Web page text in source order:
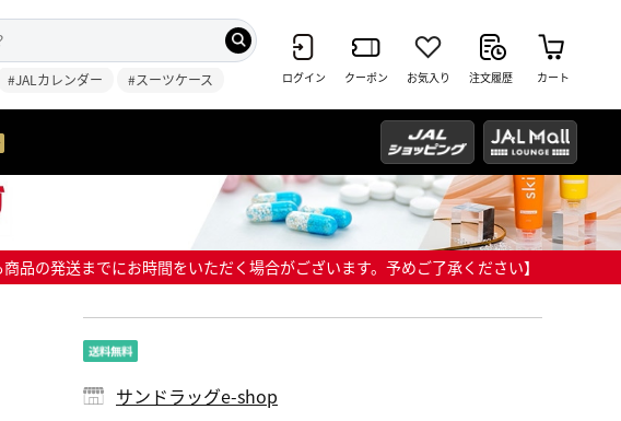
#JALカレンダー #スーツケース ログイン クーポン お気入り 注文履歴 カート
の発送までにお時間をいただく場合がございます。予めご了承ください】
サンドラッグe-shop